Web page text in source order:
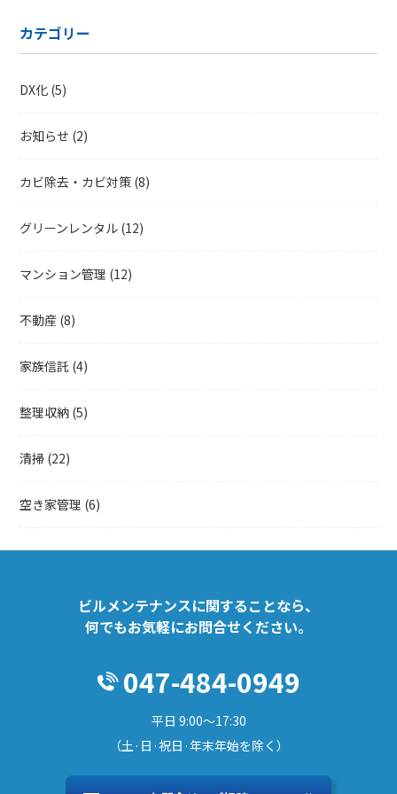
カ
ブ
カテゴリー
DX化 (5)
お知らせ (2)
カビ除去・カビ対策 (8)
グリーンレンタル (12)
マンション管理 (12)
不動産 (8)
家族信託 (4)
整理収納 (5)
清掃 (22)
空き家管理 (6)
ビルメンテナンスに関することなら、
何でもお気軽にお問合せください。
047-484-0949
平日 9:00～17:30
（土·日·祝日·年末年始を除く）